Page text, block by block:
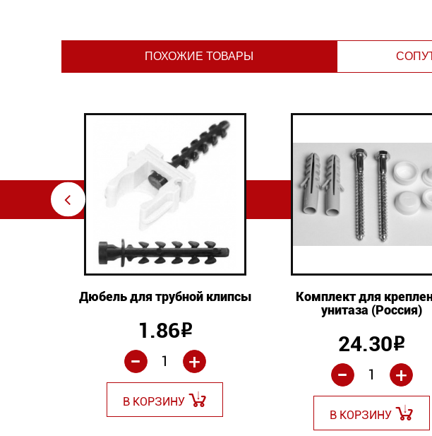
ПОХОЖИЕ ТОВАРЫ
⇦
Дюбель для трубной клипсы
1.86Р
+
-
В КОРЗИНУ
Комплект для
унитаза (Россия)
24.30Р
+
-
В КОРЗИНУ